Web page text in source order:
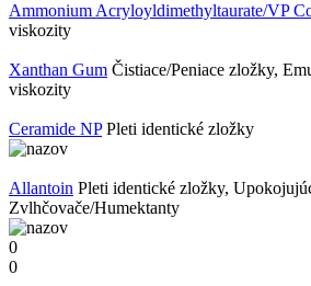
Ammonium Acryloyldimethyltaurate/VP
viskozity
Xanthan Gum Čistiace/Peniace zložky,
viskozity
Ceramide NP Pleti identické zložky
Allantoin Pleti identické zložky,
Zvlhčovače/Humektanty
0
0